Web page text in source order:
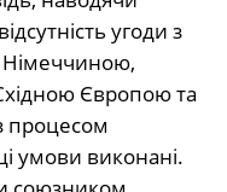
угоди з
Німеччиною,
Європою та
процесом
умови виконані.